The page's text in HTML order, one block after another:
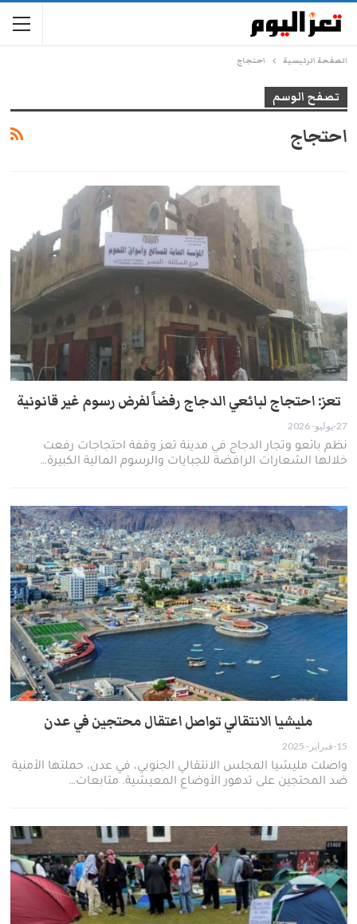
الصفحة الرئيسية احتجاج
تصفح الوسم
احتجاج
تعز: احتجاج لبائعي الدجاج رفضاً لفرض رسوم غير قانونية
27-يوليو- 2026
نظم بائعو وتجار الدجاج في مدينة تعز وقفة احتجاجات رفعت
خلالها الشعارات الرافضة للجبايات والرسوم المالية الكبيرة…
مليشيا الانتقالي تواصل اعتقال محتجين في عدن
15-فبراير- 2025
واصلت مليشيا المجلس الانتقالي الجنوبي، في عدن، حملتها الأمنية
ضد المحتجين على تدهور الأوضاع المعيشية. متابعات…